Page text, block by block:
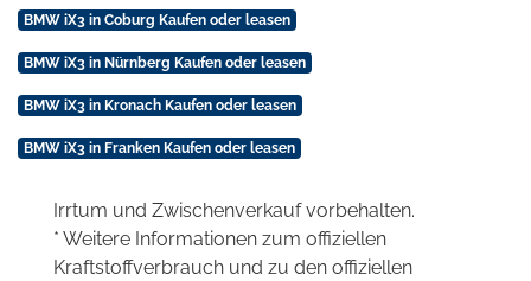
BMW iX3 in Coburg Kaufen oder leasen
BMW iX3 in Nürnberg Kaufen oder leasen
BMW iX3 in Kronach Kaufen oder leasen
BMW iX3 in Franken Kaufen oder leasen
Irrtum und Zwischenverkauf vorbehalten.
* Weitere Informationen zum offiziellen
Kraftstoffverbrauch und zu den offiziellen